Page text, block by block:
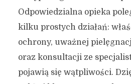
Odpowiedzialna opieka
kilku prostych działań:
ochrony, uważnej
oraz konsultacji ze
pojawią się wątpliwości.